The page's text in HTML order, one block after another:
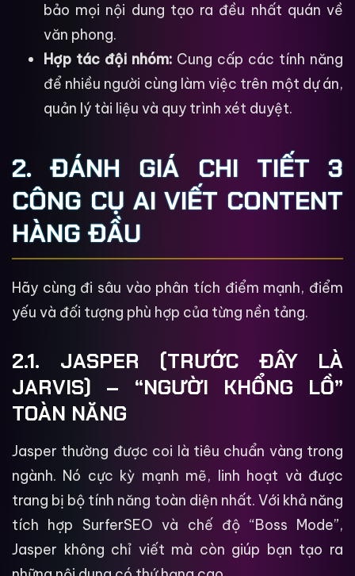
bảo mọi nội dung tạo ra đều nhất quán về
văn phong.
Hợp tác đội nhóm: Cung cấp các tính năng
để nhiều người cùng làm việc trên một dự án,
quản lý tài liệu và quy trình xét duyệt.
2. ĐÁNH GIÁ CHI TIẾT 3
CÔNG CỤ AI VIẾT CONTENT
HÀNG ĐẦU
Hãy cùng đi sâu vào phân tích điểm mạnh, điểm
yếu và đối tượng phù hợp của từng nền tảng.
2.1. JASPER (TRƯỚC ĐÂY LÀ
JARVIS) – “NGƯỜI KHỔNG LỒ”
TOÀN NĂNG
Jasper thường được coi là tiêu chuẩn vàng trong
ngành. Nó cực kỳ mạnh mẽ, linh hoạt và được
trang bị bộ tính năng toàn diện nhất. Với khả năng
tích hợp SurferSEO và chế độ “Boss Mode”,
Jasper không chỉ viết mà còn giúp bạn tạo ra